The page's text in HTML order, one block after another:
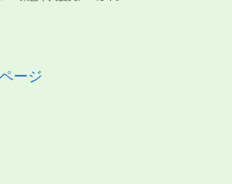
ージ